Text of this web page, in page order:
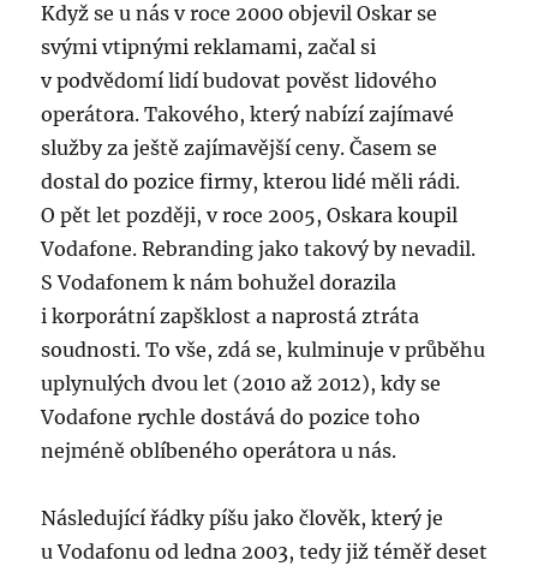
Když se u nás v roce 2000 objevil Oskar se
svými vtipnými reklamami, začal si
v podvědomí lidí budovat pověst lidového
operátora. Takového, který nabízí zajímavé
služby za ještě zajímavější ceny. Časem se
dostal do pozice firmy, kterou lidé měli rádi.
O pět let později, v roce 2005, Oskara koupil
Vodafone. Rebranding jako takový by nevadil.
S Vodafonem k nám bohužel dorazila
i korporátní zapšklost a naprostá ztráta
soudnosti. To vše, zdá se, kulminuje v průběhu
uplynulých dvou let (2010 až 2012), kdy se
Vodafone rychle dostává do pozice toho
nejméně oblíbeného operátora u nás.
Následující řádky píšu jako člověk, který je
u Vodafonu od ledna 2003, tedy již téměř deset